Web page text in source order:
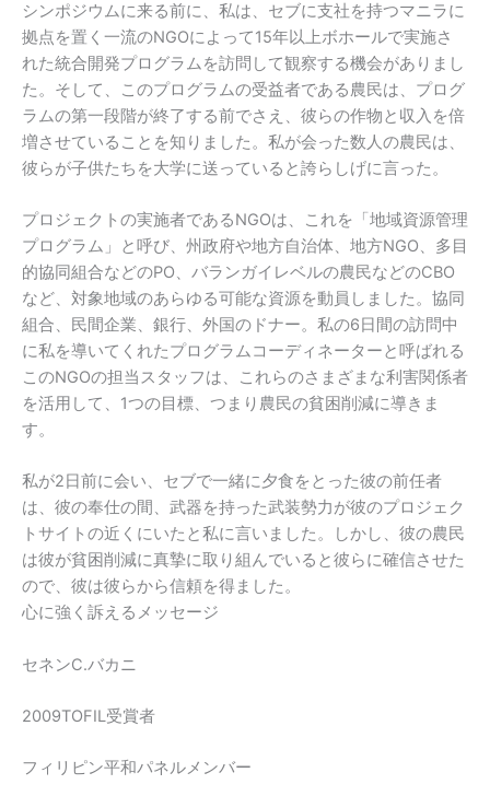
シンポジウムに来る前に、私は、セブに支社を持つマニラに
拠点を置く一流のNGOによって15年以上ボホールで実施さ
れた統合開発プログラムを訪問して観察する機会がありまし
た。そして、このプログラムの受益者である農民は、プログ
ラムの第一段階が終了する前でさえ、彼らの作物と収入を倍
増させていることを知りました。私が会った数人の農民は、
彼らが子供たちを大学に送っていると誇らしげに言った。
プロジェクトの実施者であるNGOは、これを「地域資源管理
プログラム」と呼び、州政府や地方自治体、地方NGO、多目
的協同組合などのPO、バランガイレベルの農民などのCBO
など、対象地域のあらゆる可能な資源を動員しました。協同
組合、民間企業、銀行、外国のドナー。私の6日間の訪問中
に私を導いてくれたプログラムコーディネーターと呼ばれる
このNGOの担当スタッフは、これらのさまざまな利害関係者
を活用して、1つの目標、つまり農民の貧困削減に導きま
す。
私が2日前に会い、セブで一緒に夕食をとった彼の前任者
は、彼の奉仕の間、武器を持った武装勢力が彼のプロジェク
トサイトの近くにいたと私に言いました。しかし、彼の農民
は彼が貧困削減に真摯に取り組んでいると彼らに確信させた
ので、彼は彼らから信頼を得ました。
心に強く訴えるメッセージ
セネンC.バカニ
2009TOFIL受賞者
フィリピン平和パネルメンバー